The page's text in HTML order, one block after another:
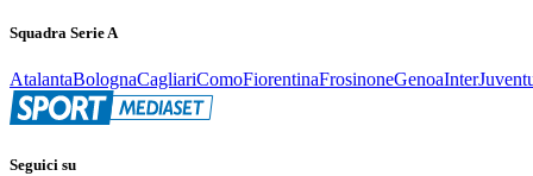
Squadra Serie A
AtalantaBolognaCagliariComoFiorentinaFrosinoneGenoaInter
Seguici su